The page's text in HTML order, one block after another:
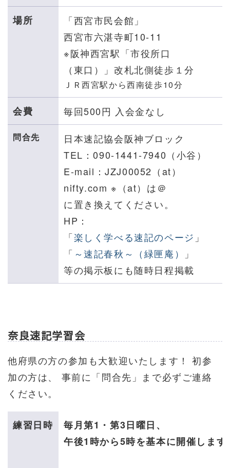
場所
「西宮市民会館」
西宮市六湛寺町10-11
※阪神西宮駅「市役所口
（東口）」改札北側徒歩１分
ＪＲ西宮駅から西南徒歩10分
会費 毎回500円 入会金なし
問合先
日本速記協会阪神ブロック
TEL：090-1441-7940（小谷）
E-mail：JZJ00052（at）
nifty.com ※（at）は＠
に置き換えてください。
HP：
「楽しく学べる速記のページ 」
「 ～速記春秋～（緑匣庵）
」
等の掲示板にも随時日程掲載
奈良速記学習会
他府県の方の参加も大歓迎いたします！ 初参
加の方は、 事前に「問合先」まで必ずご連絡
ください。
練習日時
毎月第1・第3日曜日、
午後1時から5時を基本に開催します